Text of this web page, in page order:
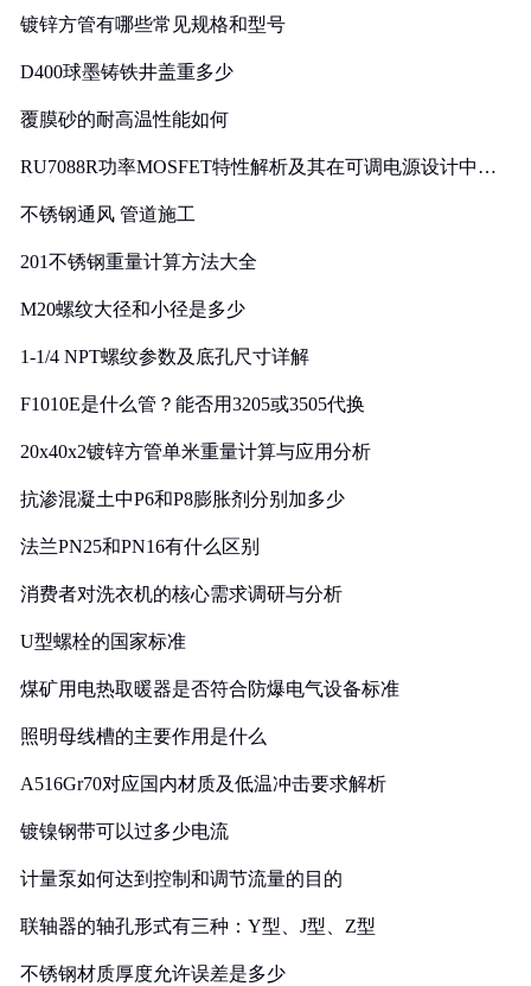
镀锌方管有哪些常见规格和型号
D400球墨铸铁井盖重多少
覆膜砂的耐高温性能如何
RU7088R功率MOSFET特性解析及其在可调电源设计中的
不锈钢通风 管道施工
201不锈钢重量计算方法大全
M20螺纹大径和小径是多少
1-1/4 NPT螺纹参数及底孔尺寸详解
F1010E是什么管？能否用3205或3505代换
20x40x2镀锌方管单米重量计算与应用分析
抗渗混凝土中P6和P8膨胀剂分别加多少
法兰PN25和PN16有什么区别
消费者对洗衣机的核心需求调研与分析
U型螺栓的国家标准
煤矿用电热取暖器是否符合防爆电气设备标准
照明母线槽的主要作用是什么
A516Gr70对应国内材质及低温冲击要求解析
镀镍钢带可以过多少电流
计量泵如何达到控制和调节流量的目的
联轴器的轴孔形式有三种：Y型、J型、Z型
不锈钢材质厚度允许误差是多少